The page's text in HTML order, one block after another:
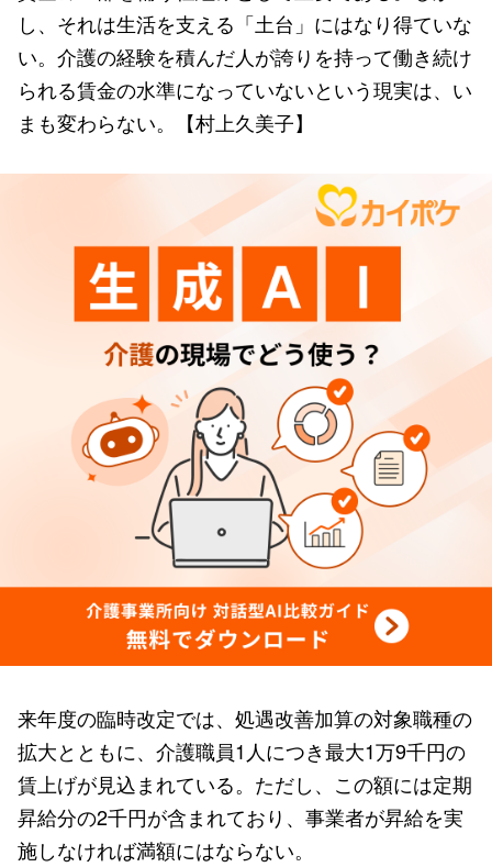
し、それは生活を支える「土台」にはなり得ていな
い。介護の経験を積んだ人が誇りを持って働き続け
られる賃金の水準になっていないという現実は、い
まも変わらない。【村上久美子】
来年度の臨時改定では、処遇改善加算の対象職種の
拡大とともに、介護職員1人につき最大1万9千円の
賃上げが見込まれている。ただし、この額には定期
昇給分の2千円が含まれており、事業者が昇給を実
施しなければ満額にはならない。